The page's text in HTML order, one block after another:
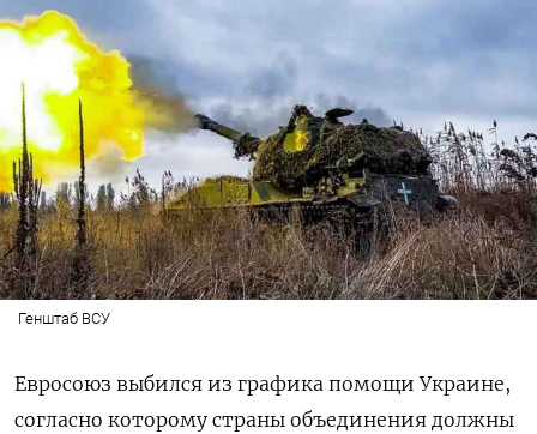
Генштаб ВСУ
Евросоюз выбился из графика помощи Украине,
согласно которому страны объединения должны